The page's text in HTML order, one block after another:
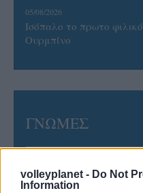
volleyplanet - Do Not
Information
05/08/2026
Ισόπαλο το πρωτο
Ουρμπίνο
ΓΝΩΜΕΣ